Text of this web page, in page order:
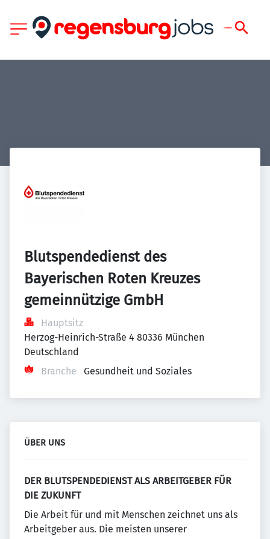
Blutspendedienst des
Bayerischen Roten Kreuzes
gemeinnützige GmbH
Hauptsitz
Herzog-Heinrich-Straße 4 80336 München
Deutschland
Branche
Gesundheit und Soziales
ÜBER UNS
DER BLUTSPENDEDIENST ALS ARBEITGEBER FÜR
DIE ZUKUNFT
Die Arbeit für und mit Menschen zeichnet uns als
Arbeitgeber aus. Die meisten unserer